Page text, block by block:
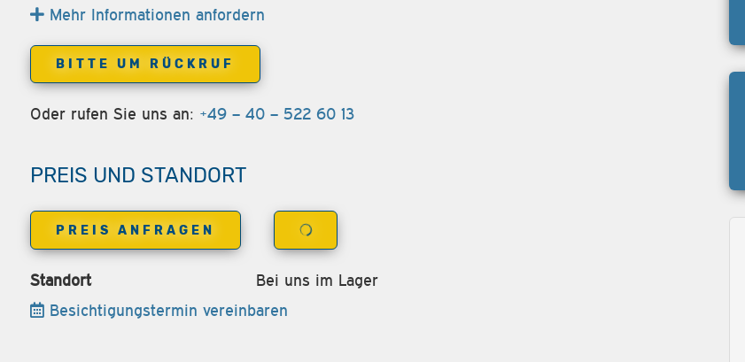
Mehr Informationen anfordern
BITTE UM RÜCKRUF
Oder rufen Sie uns an: +49 – 40 – 522 60 13
PREIS UND STANDORT
PREIS ANFRAGEN
Standort
Bei uns im Lager
Besichtigungstermin vereinbaren